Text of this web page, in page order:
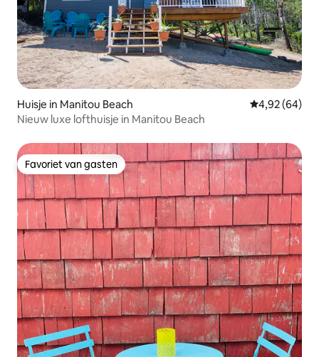
Huisje in Manitou Beach Gemiddelde
4,92 (64)
Nieuw luxe lofthuisje in Manitou Beach
Favoriet van gasten
Favoriet van gasten